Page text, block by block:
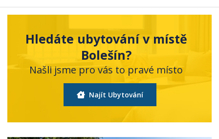
Hledáte ubytování v místě
Bolešín?
Našli jsme pro vás to pravé místo
Najít Ubytování